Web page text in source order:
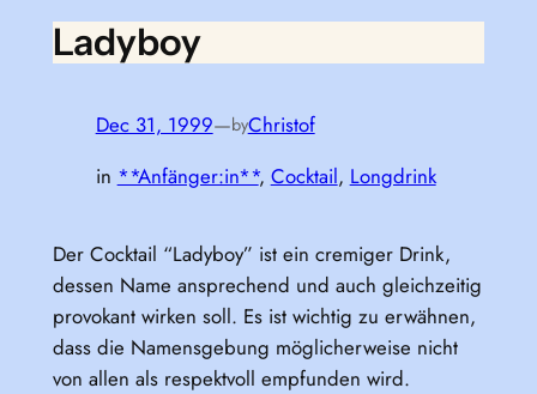
Ladyboy
Dec 31, 1999—byChristof
in **Anfänger:in**, Cocktail, Longdrink
Der Cocktail “Ladyboy” ist ein cremiger Drink,
dessen Name ansprechend und auch gleichzeitig
provokant wirken soll. Es ist wichtig zu erwähnen,
dass die Namensgebung möglicherweise nicht
von allen als respektvoll empfunden wird.